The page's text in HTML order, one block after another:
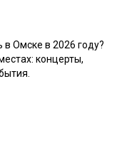
в Омске в 2026 году?
концерты,